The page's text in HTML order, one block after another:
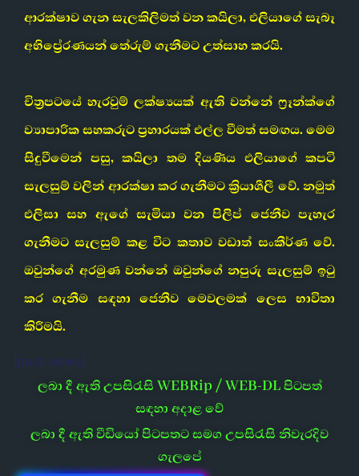
ආරක්ෂාව ගැන සැලකිලිමත් වන කයිලා, එලියාගේ සැබෑ
අභිප්‍රේරණයන් තේරුම් ගැනීමට උත්සාහ කරයි.
චිත්‍රපටයේ හැරවුම් ලක්ෂ්‍යයක් ඇති වන්නේ ෆ්‍රෑන්ක්ගේ
ව්‍යාපාරික සහකරුට ප්‍රහාරයක් එල්ල වීමත් සමඟය. මෙම
සිදුවීමෙන් පසු, කයිලා තම දියණිය එලියාගේ කපටි
සැලසුම් වලින් ආරක්ෂා කර ගැනීමට ක්‍රියාශීලී වේ. නමුත්
එලිසා සහ ඇගේ සැමියා වන පිලිප් ජෙනීව පැහැර
ගැනීමට සැලසුම් කළ විට කතාව වඩාත් සංකීර්ණ වේ.
ඔවුන්ගේ අරමුණ වන්නේ ඔවුන්ගේ නපුරු සැලසුම් ඉටු
කර ගැනීම සඳහා ජෙනීව මෙවලමක් ලෙස භාවිතා
කිරීමයි.
[post-views]
ලබා දී ඇති උපසිරැසි WEBRip / WEB-DL පිටපත්
සඳහා අදාළ වේ
ලබා දී ඇති වීඩියෝ පිටපතට සමග උපසිරැසි නිවැරදිව
ගැලපේ